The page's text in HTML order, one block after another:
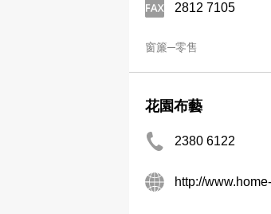
2812 7105
窗簾─零售
花園布藝
2380 6122
http://